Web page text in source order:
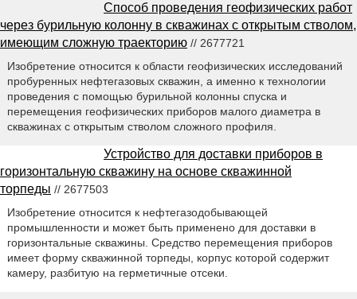
Способ проведения геофизических работ
через бурильную колонну в скважинах с открытым стволом,
имеющим сложную траекторию // 2677721
Изобретение относится к области геофизических исследований
пробуренных нефтегазовых скважин, а именно к технологии
проведения с помощью бурильной колонны спуска и
перемещения геофизических приборов малого диаметра в
скважинах с открытым стволом сложного профиля.
Устройство для доставки приборов в
горизонтальную скважину на основе скважинной
торпеды // 2677503
Изобретение относится к нефтегазодобывающей
промышленности и может быть применено для доставки в
горизонтальные скважины. Средство перемещения приборов
имеет форму скважинной торпеды, корпус которой содержит
камеру, разбитую на герметичные отсеки.